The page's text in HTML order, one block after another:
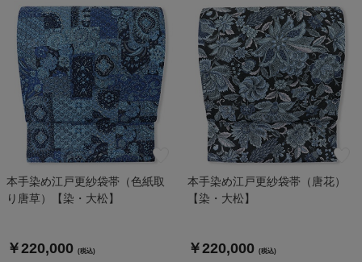
本手染め江戸更紗袋帯（色紙取
り唐草）【染・大松】
￥220,000 (税込)
本手染め江戸更紗袋帯（唐花）
【染・大松】
￥220,000 (税込)